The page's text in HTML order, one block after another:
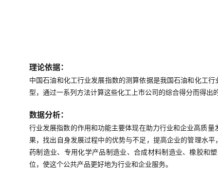
理论依据：
中国石油和化工行业发展指数的测算依据是我国石油和化工
型，通过一系列方法计算这些化工上市公司的综合得分而得
数据分析：
行业发展指数的作用和功能主要体现在助力行业和企业高质
果，找出自身发展过程中的优势与不足，提高企业的管理水
药制造业、专用化学产品制造业、合成材料制造业、橡胶和
位，使这个公共产品更好地为行业和企业服务。